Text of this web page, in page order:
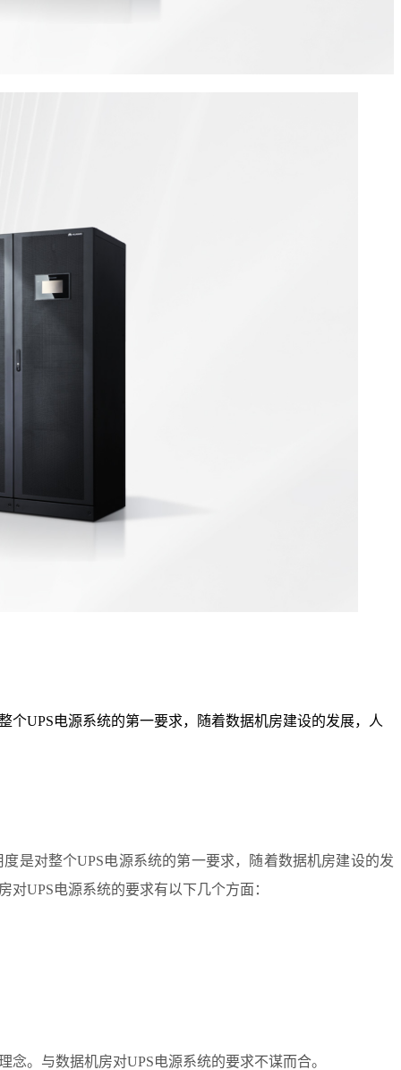
UPS电源系统的第一要求，随着数据机房建设的发展，人
是对整个UPS电源系统的第一要求，随着数据机房建设的发
UPS电源系统的要求有以下几个方面：
。与数据机房对UPS电源系统的要求不谋而合。